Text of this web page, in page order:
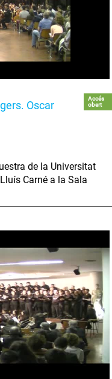
Oscar
Accés
obert
de la Universitat
Carné a la Sala